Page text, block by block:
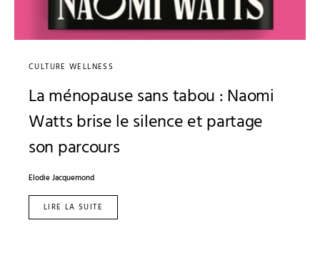
CULTURE WELLNESS
La ménopause sans tabou : Naomi
Watts brise le silence et partage
son parcours
Elodie Jacquemond
LIRE LA SUITE